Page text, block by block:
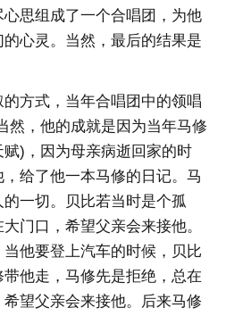
思组成了一个合唱团，为他
心灵。当然，最后的结果是
方式，当年合唱团中的领唱
然，他的成就是因为当年马修
)，因为母亲病逝回家的时
给了他一本马修的日记。马
一切。贝比若当时是个孤
门口，希望父亲会来接他。
他要登上汽车的时候，贝比
他走，马修先是拒绝，总在
望父亲会来接他。后来马修